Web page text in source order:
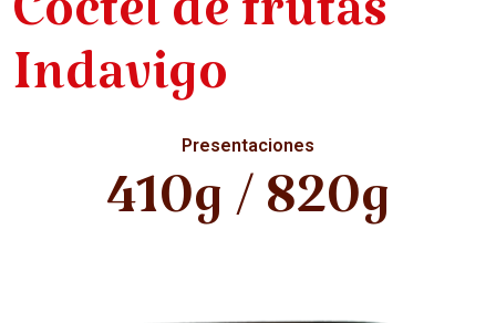
Coctel de frutas
Indavigo
Presentaciones
410g / 820g